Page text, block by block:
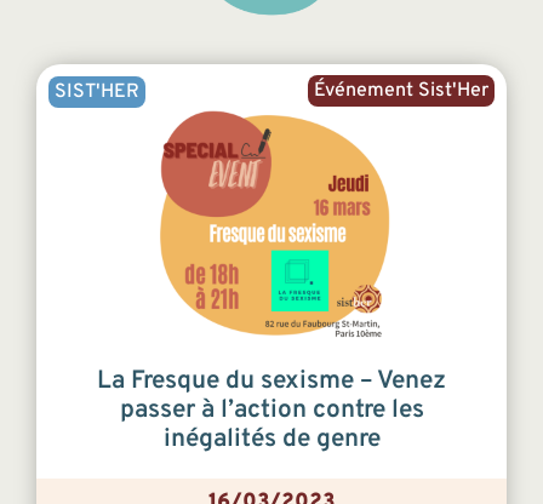
Événement Sist'Her
SIST'HER
La Fresque du sexisme – Venez
passer à l’action contre les
inégalités de genre